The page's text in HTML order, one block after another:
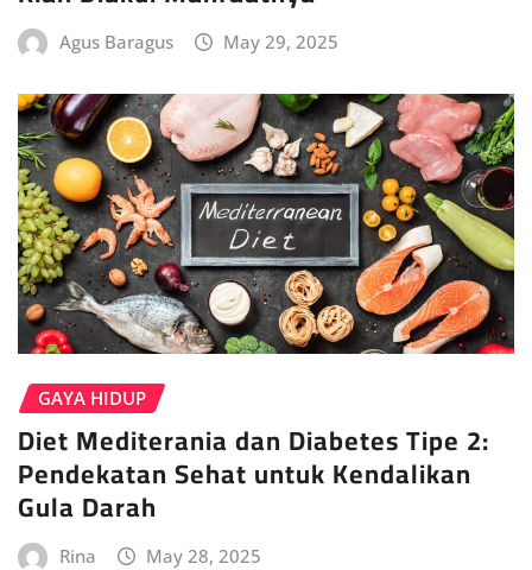
Agus Baragus May 29, 2025
GAYA HIDUP
Diet Mediterania dan Diabetes Tipe 2:
Pendekatan Sehat untuk Kendalikan
Gula Darah
Rina May 28, 2025